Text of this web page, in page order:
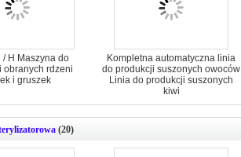
/ H Maszyna do
obranych rdzeni
i gruszek
Kompletna automatyczna linia
do produkcji suszonych owoców
Linia do produkcji suszonych
kiwi
(20)